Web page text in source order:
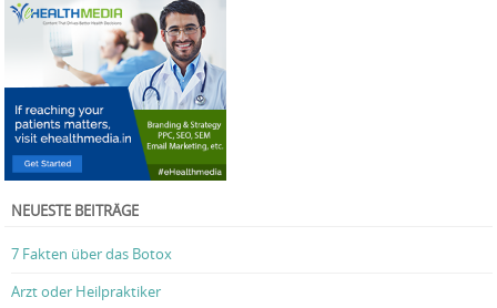
NEUESTE BEITRÄGE
7 Fakten über das Botox
Arzt oder Heilpraktiker